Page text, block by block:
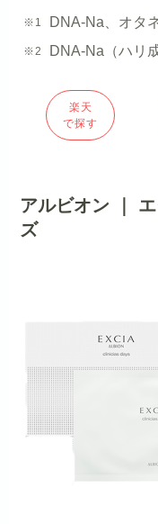
DNA-Na、オタ
DNA-Na（ハリ成
楽天
で探す
アルビオン ｜
ズ